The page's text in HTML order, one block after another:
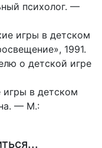
психолог. —
игры в детском
1991.
о детской игре
в детском
— М.: